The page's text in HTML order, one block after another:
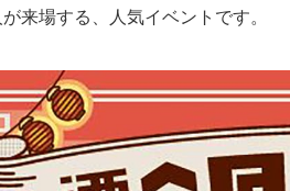
来場する、人気イベントです。